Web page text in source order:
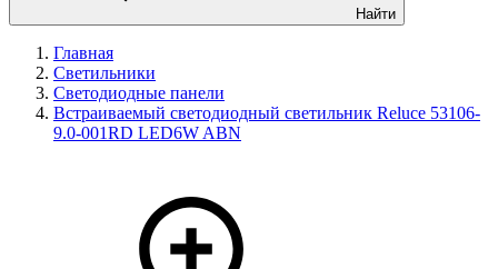
Найти
Главная
Светильники
Светодиодные панели
Встраиваемый светодиодный светильник Reluce 53106-
9.0-001RD LED6W ABN